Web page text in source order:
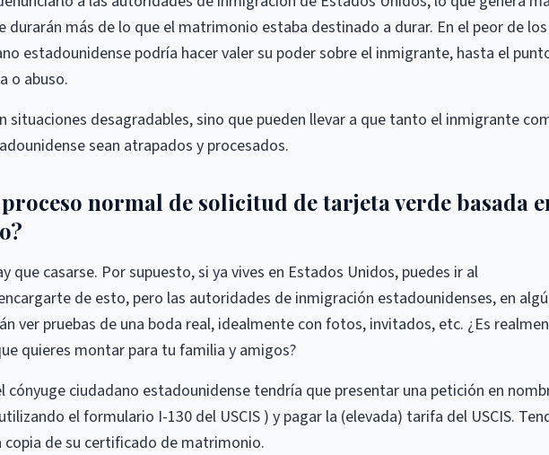
durarán más de lo que el matrimonio estaba destinado a durar. En el peor de los
estadounidense podría hacer valer su poder sobre el inmigrante, hasta el
o abuso.
situaciones desagradables, sino que pueden llevar a que tanto el inmigrante
sean atrapados y procesados.
proceso normal de solicitud de tarjeta verde basada
que casarse. Por supuesto, si ya vives en Estados Unidos, puedes ir al
de esto, pero las autoridades de inmigración estadounidenses, en
ver pruebas de una boda real, idealmente con fotos, invitados, etc. ¿Es
quieres montar para tu familia y amigos?
cónyuge ciudadano estadounidense tendría que presentar una petición en
el formulario I-130 del USCIS ) y pagar la (elevada) tarifa del USCIS.
copia de su certificado de matrimonio.